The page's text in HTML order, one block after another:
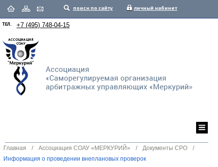
поиск по сайту личный кабинет
ТЕЛ. +7 (495) 748-04-15
Главная / Ассоциация СОАУ «МЕРКУРИЙ» / Документы СРО
/
Информация о проведении внеплановых проверок